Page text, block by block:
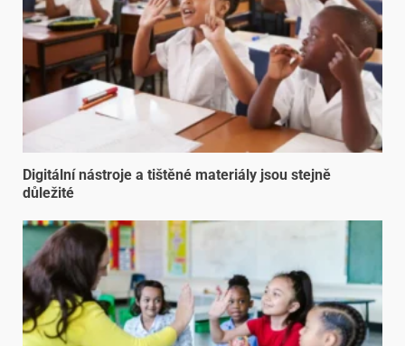
Digitální nástroje a tištěné materiály jsou stejně
důležité